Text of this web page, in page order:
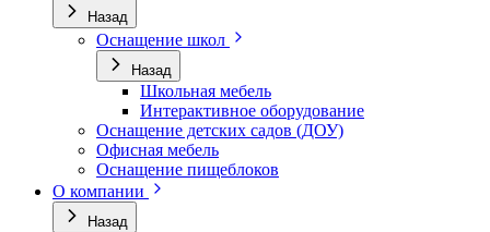
Назад
Оснащение школ
Назад
Школьная мебель
Интерактивное оборудование
Оснащение детских садов (ДОУ)
Офисная мебель
Оснащение пищеблоков
О компании
Назад